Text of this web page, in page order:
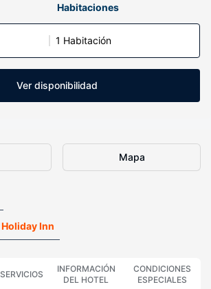
Habitaciones
1 Habitación
Ver disponibilidad
Mapa
Holiday Inn
SERVICIOS
INFORMACIÓN
DEL HOTEL
CONDICIONES
ESPECIALES